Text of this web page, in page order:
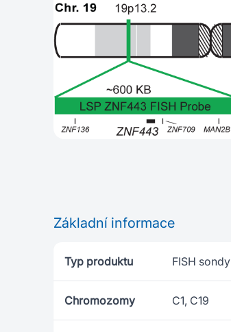
Základní informace
Typ produktu FISH sondy
Chromozomy C1, C19